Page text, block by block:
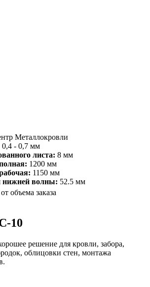
Металлокровли
0,4 - 0,7 мм
листа: 8 мм
1200 мм
1150 мм
нижней волны: 52.5 мм
объема заказа
10
решение для кровли, забора,
облицовки стен, монтажа